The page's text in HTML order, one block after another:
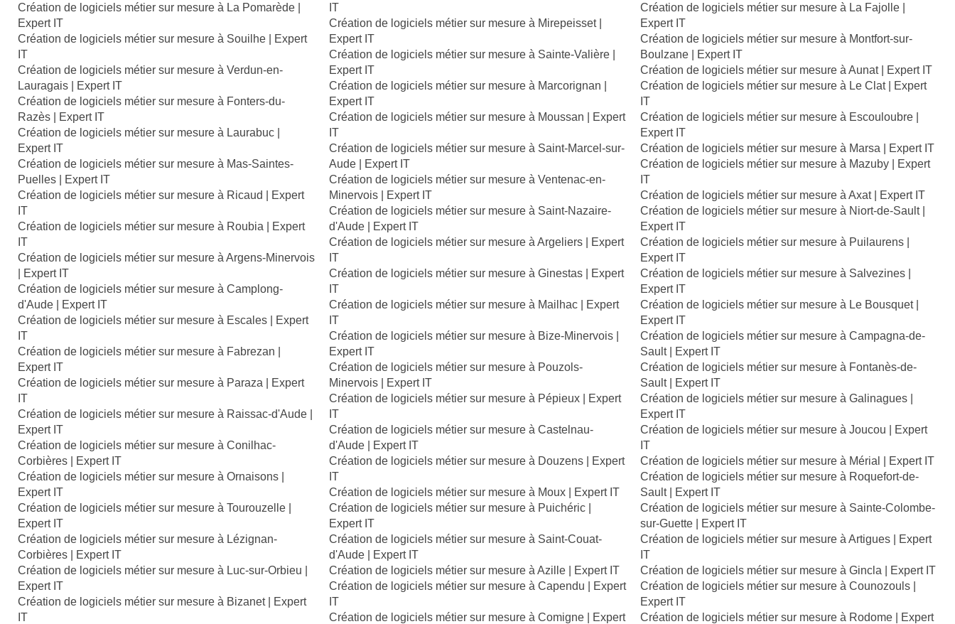
Création de logiciels métier sur mesure à La Pomarède |
Expert IT
Création de logiciels métier sur mesure à Souilhe | Expert
IT
Création de logiciels métier sur mesure à Verdun-en-
Lauragais | Expert IT
Création de logiciels métier sur mesure à Fonters-du-
Razès | Expert IT
Création de logiciels métier sur mesure à Laurabuc |
Expert IT
Création de logiciels métier sur mesure à Mas-Saintes-
Puelles | Expert IT
Création de logiciels métier sur mesure à Ricaud | Expert
IT
Création de logiciels métier sur mesure à Roubia | Expert
IT
Création de logiciels métier sur mesure à Argens-Minervois
| Expert IT
Création de logiciels métier sur mesure à Camplong-
d'Aude | Expert IT
Création de logiciels métier sur mesure à Escales | Expert
IT
Création de logiciels métier sur mesure à Fabrezan |
Expert IT
Création de logiciels métier sur mesure à Paraza | Expert
IT
Création de logiciels métier sur mesure à Raissac-d'Aude |
Expert IT
Création de logiciels métier sur mesure à Conilhac-
Corbières | Expert IT
Création de logiciels métier sur mesure à Ornaisons |
Expert IT
Création de logiciels métier sur mesure à Tourouzelle |
Expert IT
Création de logiciels métier sur mesure à Lézignan-
Corbières | Expert IT
Création de logiciels métier sur mesure à Luc-sur-Orbieu |
Expert IT
Création de logiciels métier sur mesure à Bizanet | Expert
IT
IT
Création de logiciels métier sur mesure à Mirepeisset |
Expert IT
Création de logiciels métier sur mesure à Sainte-Valière |
Expert IT
Création de logiciels métier sur mesure à Marcorignan |
Expert IT
Création de logiciels métier sur mesure à Moussan | Expert
IT
Création de logiciels métier sur mesure à Saint-Marcel-sur-
Aude | Expert IT
Création de logiciels métier sur mesure à Ventenac-en-
Minervois | Expert IT
Création de logiciels métier sur mesure à Saint-Nazaire-
d'Aude | Expert IT
Création de logiciels métier sur mesure à Argeliers | Expert
IT
Création de logiciels métier sur mesure à Ginestas | Expert
IT
Création de logiciels métier sur mesure à Mailhac | Expert
IT
Création de logiciels métier sur mesure à Bize-Minervois |
Expert IT
Création de logiciels métier sur mesure à Pouzols-
Minervois | Expert IT
Création de logiciels métier sur mesure à Pépieux | Expert
IT
Création de logiciels métier sur mesure à Castelnau-
d'Aude | Expert IT
Création de logiciels métier sur mesure à Douzens | Expert
IT
Création de logiciels métier sur mesure à Moux | Expert IT
Création de logiciels métier sur mesure à Puichéric |
Expert IT
Création de logiciels métier sur mesure à Saint-Couat-
d'Aude | Expert IT
Création de logiciels métier sur mesure à Azille | Expert IT
Création de logiciels métier sur mesure à Capendu | Expert
IT
Création de logiciels métier sur mesure à Comigne | Expert
Création de logiciels métier sur mesure à La Fajolle |
Expert IT
Création de logiciels métier sur mesure à Montfort-sur-
Boulzane | Expert IT
Création de logiciels métier sur mesure à Aunat | Expert IT
Création de logiciels métier sur mesure à Le Clat | Expert
IT
Création de logiciels métier sur mesure à Escouloubre |
Expert IT
Création de logiciels métier sur mesure à Marsa | Expert IT
Création de logiciels métier sur mesure à Mazuby | Expert
IT
Création de logiciels métier sur mesure à Axat | Expert IT
Création de logiciels métier sur mesure à Niort-de-Sault |
Expert IT
Création de logiciels métier sur mesure à Puilaurens |
Expert IT
Création de logiciels métier sur mesure à Salvezines |
Expert IT
Création de logiciels métier sur mesure à Le Bousquet |
Expert IT
Création de logiciels métier sur mesure à Campagna-de-
Sault | Expert IT
Création de logiciels métier sur mesure à Fontanès-de-
Sault | Expert IT
Création de logiciels métier sur mesure à Galinagues |
Expert IT
Création de logiciels métier sur mesure à Joucou | Expert
IT
Création de logiciels métier sur mesure à Mérial | Expert IT
Création de logiciels métier sur mesure à Roquefort-de-
Sault | Expert IT
Création de logiciels métier sur mesure à Sainte-Colombe-
sur-Guette | Expert IT
Création de logiciels métier sur mesure à Artigues | Expert
IT
Création de logiciels métier sur mesure à Gincla | Expert IT
Création de logiciels métier sur mesure à Counozouls |
Expert IT
Création de logiciels métier sur mesure à Rodome | Expert